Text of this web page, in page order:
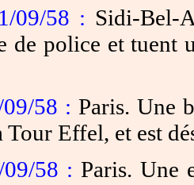
09/58 : Sidi-Bel-
de police et tuent
58 : Paris. Une
Tour Effel, et est
58 : Paris. Une